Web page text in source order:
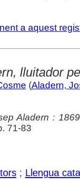
a aquest
lluitador
(Aladern,
Aladern :
71-83
; Llengua